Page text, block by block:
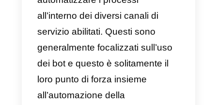
appena attivato la sua opzione
Instagram Direct multi-agente
lo rende una soluzione molto più
completa.
D’altra parte, il supporto di